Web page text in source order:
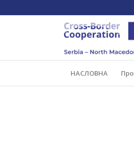
НАСЛОВНА